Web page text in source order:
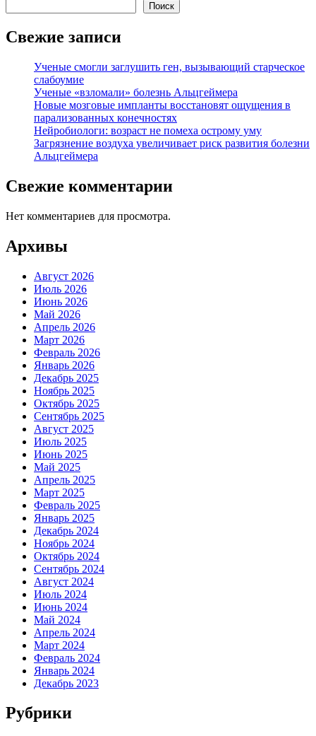
Поиск
Свежие записи
Ученые смогли заглушить ген, вызывающий старческое
слабоумие
Ученые «взломали» болезнь Альцгеймера
Новые мозговые импланты восстановят ощущения в
парализованных конечностях
Нейробиологи: возраст не помеха острому уму
Загрязнение воздуха увеличивает риск развития болезни
Альцгеймера
Свежие комментарии
Нет комментариев для просмотра.
Архивы
Август 2026
Июль 2026
Июнь 2026
Май 2026
Апрель 2026
Март 2026
Февраль 2026
Январь 2026
Декабрь 2025
Ноябрь 2025
Октябрь 2025
Сентябрь 2025
Август 2025
Июль 2025
Июнь 2025
Май 2025
Апрель 2025
Март 2025
Февраль 2025
Январь 2025
Декабрь 2024
Ноябрь 2024
Октябрь 2024
Сентябрь 2024
Август 2024
Июль 2024
Июнь 2024
Май 2024
Апрель 2024
Март 2024
Февраль 2024
Январь 2024
Декабрь 2023
Рубрики